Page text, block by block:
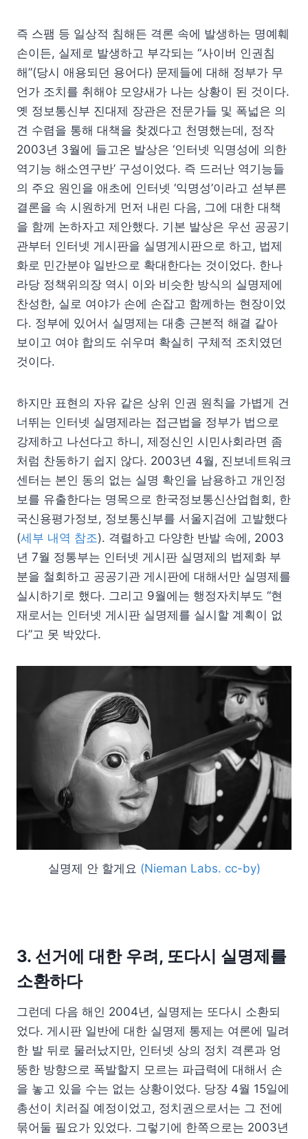
즉 스팸 등 일상적 침해든 격론 속에 발생하는 명예훼
손이든, 실제로 발생하고 부각되는 “사이버 인권침
해”(당시 애용되던 용어다) 문제들에 대해 정부가 무
언가 조치를 취해야 모양새가 나는 상황이 된 것이다.
옛 정보통신부 진대제 장관은 전문가들 및 폭넓은 의
견 수렴을 통해 대책을 찾겠다고 천명했는데, 정작
2003년 3월에 들고온 발상은 ‘인터넷 익명성에 의한
역기능 해소연구반’ 구성이었다. 즉 드러난 역기능들
의 주요 원인을 애초에 인터넷 ‘익명성’이라고 섣부른
결론을 속 시원하게 먼저 내린 다음, 그에 대한 대책
을 함께 논하자고 제안했다. 기본 발상은 우선 공공기
관부터 인터넷 게시판을 실명게시판으로 하고, 법제
화로 민간분야 일반으로 확대한다는 것이었다. 한나
라당 정책위의장 역시 이와 비슷한 방식의 실명제에
찬성한, 실로 여야가 손에 손잡고 함께하는 현장이었
다. 정부에 있어서 실명제는 대충 근본적 해결 같아
보이고 여야 합의도 쉬우며 확실히 구체적 조치였던
것이다.
하지만 표현의 자유 같은 상위 인권 원칙을 가볍게 건
너뛰는 인터넷 실명제라는 접근법을 정부가 법으로
강제하고 나선다고 하니, 제정신인 시민사회라면 좀
처럼 찬동하기 쉽지 않다. 2003년 4월, 진보네트워크
센터는 본인 동의 없는 실명 확인을 남용하고 개인정
보를 유출한다는 명목으로 한국정보통신산업협회, 한
국신용평가정보, 정보통신부를 서울지검에 고발했다
(세부 내역 참조). 격렬하고 다양한 반발 속에, 2003
년 7월 정통부는 인터넷 게시판 실명제의 법제화 부
분을 철회하고 공공기관 게시판에 대해서만 실명제를
실시하기로 했다. 그리고 9월에는 행정자치부도 “현
재로서는 인터넷 게시판 실명제를 실시할 계획이 없
다”고 못 박았다.
실명제 안 할게요 (Nieman Labs. cc-by)
3. 선거에 대한 우려, 또다시 실명제를
소환하다
그런데 다음 해인 2004년, 실명제는 또다시 소환되
었다. 게시판 일반에 대한 실명제 통제는 여론에 밀려
한 발 뒤로 물러났지만, 인터넷 상의 정치 격론과 엉
뚱한 방향으로 폭발할지 모르는 파급력에 대해서 손
을 놓고 있을 수는 없는 상황이었다. 당장 4월 15일에
총선이 치러질 예정이었고, 정치권으로서는 그 전에
묶어둘 필요가 있었다. 그렇기에 한쪽으로는 2003년